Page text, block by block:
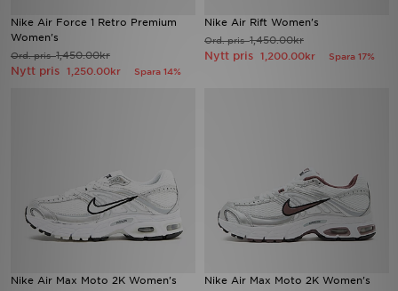
Nike Air Force 1 Retro Premium
Women's
Ord. pris1,450.00kr
Nytt pris 1,250.00kr Spara 14%
Nike Air Rift Women's
Ord. pris1,450.00kr
Nytt pris 1,200.00kr Spara 17%
Nike Air Max Moto 2K Women's Nike Air Max Moto 2K Women's